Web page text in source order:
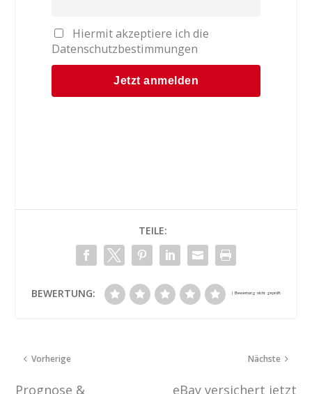
Hiermit akzeptiere ich die
Datenschutzbestimmungen
TEILE:
BEWERTUNG:
Vorherige
Prognose &
Nächste
eBay versichert jetzt